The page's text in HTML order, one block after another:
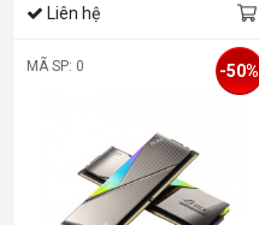
Liên hệ
MÃ SP: 0 -50%